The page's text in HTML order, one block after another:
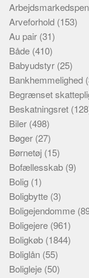
Arveforhold (153)
Au pair (31)
Både (410)
Babyudstyr (25)
Bankhemmelighed
Begrænset
Beskatningsret
Biler (498)
Bøger (27)
Børnetøj (15)
Bofællesskab (9)
Bolig (1)
Boligbytte (3)
Boligejendomme
Boligejere (961)
Boligkøb (1844)
Boliglån (55)
Boligleje (50)